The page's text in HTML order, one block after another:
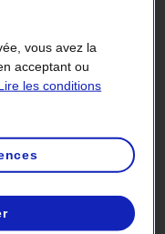
vous avez la
acceptant ou
les conditions